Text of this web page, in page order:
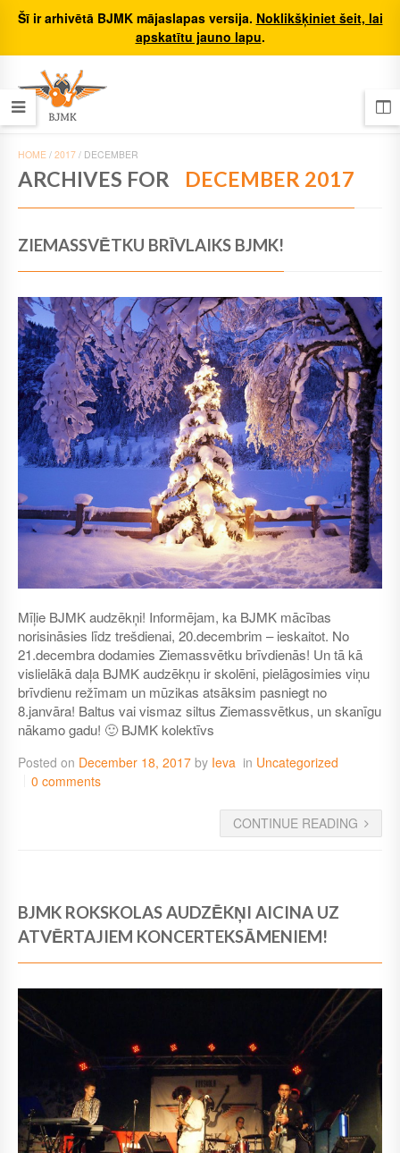
Šī ir arhivētā BJMK mājaslapas versija. Noklikšķiniet šeit, lai
apskatītu jauno lapu.
HOME / 2017 / DECEMBER
ARCHIVES FOR DECEMBER 2017
ZIEMASSVĒTKU BRĪVLAIKS BJMK!
Mīļie BJMK audzēkņi! Informējam, ka BJMK mācības
norisināsies līdz trešdienai, 20.decembrim – ieskaitot. No
21.decembra dodamies Ziemassvētku brīvdienās! Un tā kā
vislielākā daļa BJMK audzēkņu ir skolēni, pielāgosimies viņu
brīvdienu režīmam un mūzikas atsāksim pasniegt no
8.janvāra! Baltus vai vismaz siltus Ziemassvētkus, un skanīgu
nākamo gadu! 🙂 BJMK kolektīvs
Posted on December 18, 2017 by Ieva in Uncategorized
0 comments
CONTINUE READING
BJMK ROKSKOLAS AUDZĒKŅI AICINA UZ
ATVĒRTAJIEM KONCERTEKSĀMENIEM!